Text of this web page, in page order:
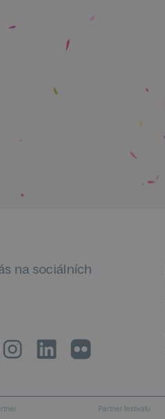
na sociálních
Partner festivalu